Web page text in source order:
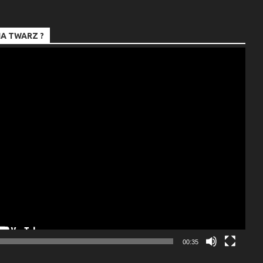
TWARZ ?
00:35